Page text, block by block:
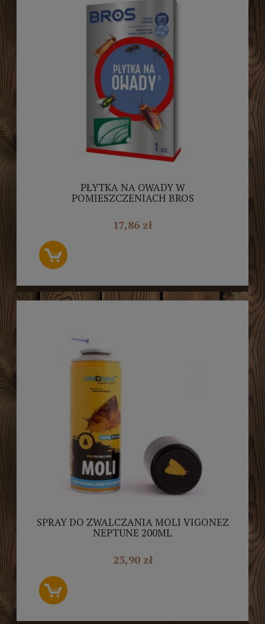
PŁYTKA NA OWADY W
POMIESZCZENIACH BROS
17,86 zł
SPRAY DO ZWALCZANIA MOLI VIGONEZ
NEPTUNE 200ML
23,90 zł